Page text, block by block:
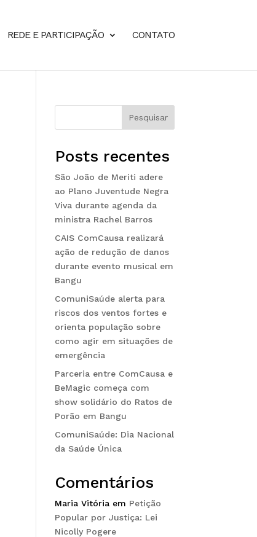
REDE E PARTICIPAÇÃO CONTATO
Pesquisar
Posts recentes
São João de Meriti adere
ao Plano Juventude Negra
Viva durante agenda da
ministra Rachel Barros
CAIS ComCausa realizará
ação de redução de danos
durante evento musical em
Bangu
ComuniSaúde alerta para
riscos dos ventos fortes e
orienta população sobre
como agir em situações de
emergência
Parceria entre ComCausa e
BeMagic começa com
show solidário do Ratos de
Porão em Bangu
ComuniSaúde: Dia Nacional
da Saúde Única
Comentários
Maria Vitória em Petição
Popular por Justiça: Lei
Nicolly Pogere